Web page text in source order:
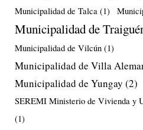
Municipalidad de Talca (1)
Municipalidad de
Municipalidad de Vilcún (1)
Municipalidad de Villa
Municipalidad de Yungay (2)
SEREMI Ministerio de Vivienda y
(1)